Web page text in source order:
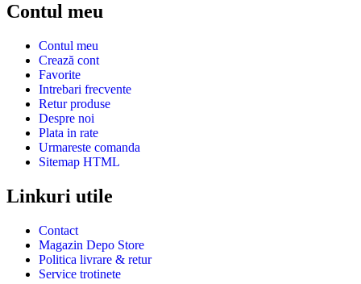
Contul meu
Contul meu
Crează cont
Favorite
Intrebari frecvente
Retur produse
Despre noi
Plata in rate
Urmareste comanda
Sitemap HTML
Linkuri utile
Contact
Magazin Depo Store
Politica livrare & retur
Service trotinete